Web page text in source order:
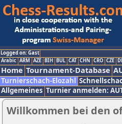
Logged on: Gast
Arabic ARM AZE BIH BUL CAT CHN CRO CZE
Home Tournament-Database
Turnierschach-Elozahl
Allgemeines Turnier anmelden:
Willkommen bei den